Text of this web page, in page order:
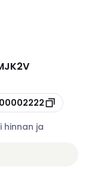
hinnan ja